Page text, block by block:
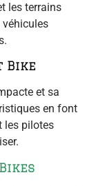
les terrains
véhicules
Bike
et sa
en font
les pilotes